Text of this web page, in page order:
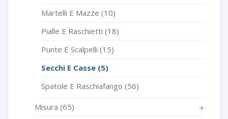
Martelli E Mazze (10)
Pialle E Raschietti (18)
Punte E Scalpelli (15)
Secchi E Casse (5)
Spatole E Raschiafango (56)
Misura (65)